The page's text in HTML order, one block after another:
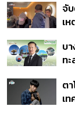
สิ
จั
เ
เ
บ
ท
แ
ต
เ